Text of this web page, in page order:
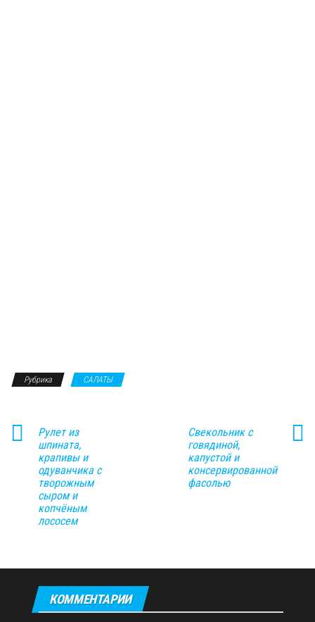
Рубрика САЛАТЫ
Рулет из
шпината,
крапивы и
одуванчика с
творожным
сыром и
копчёным
лососем
Свекольник с
говядиной,
капустой и
консервированной
фасолью
КОММЕНТАРИИ